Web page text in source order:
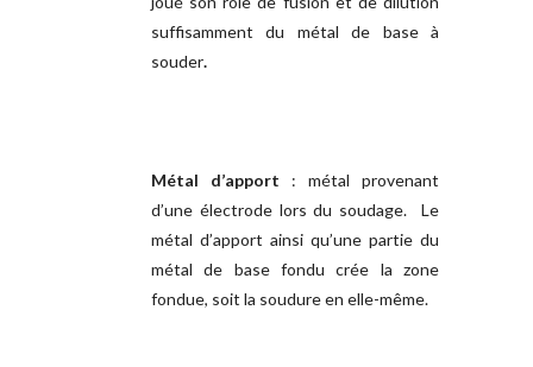
suffisamment du métal de base à
souder.
Métal d’apport : métal provenant
d’une électrode lors du soudage. Le
métal d’apport ainsi qu’une partie du
métal de base fondu crée la zone
fondue, soit la soudure en elle-même.